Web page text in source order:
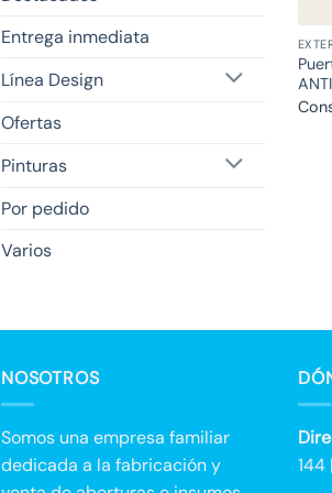
Entrega inmediata
Línea Design
Ofertas
Pinturas
Por pedido
Varios
NOSOTROS
Somos una empresa familiar
dedicada a la fabricación y
144